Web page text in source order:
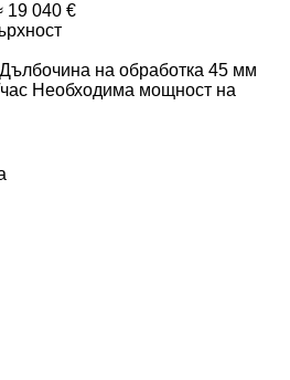
19 040 €
Дълбочина на обработка 45 мм
Необходима мощност на